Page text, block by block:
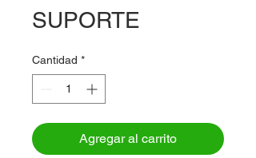
SUPORTE
Cantidad *
Agregar al carrito